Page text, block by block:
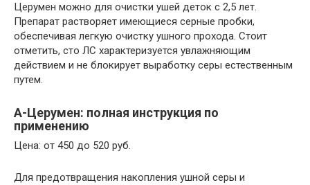
Церумен можно для очистки ушей деток с 2,5 лет.
Препарат растворяет имеющиеся серные пробки,
обеспечивая легкую очистку ушного прохода. Стоит
отметить, сто ЛС характеризуется увлажняющим
действием и не блокирует выработку серы естественным
путем.
А-Церумен: полная инструкция по
применению
Цена: от 450 до 520 руб.
Для предотвращения накопления ушной серы и